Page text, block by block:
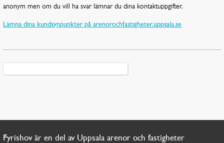
anonym men om du vill ha svar lämnar du dina kontaktuppgifter.
Lämna dina kundsynpunkter på arenorochfastigheter.uppsala.se
Fyrishov är en del av Uppsala arenor och fastigheter